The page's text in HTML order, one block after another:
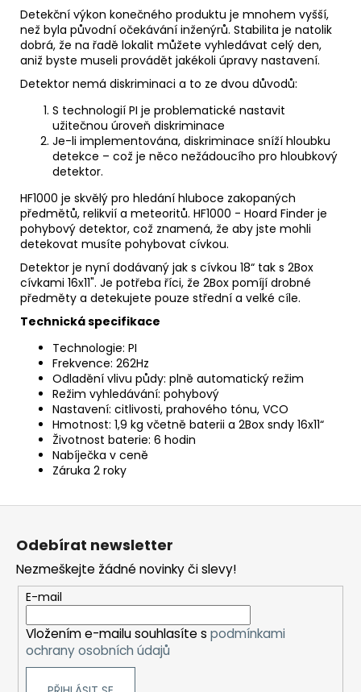
Detekční výkon konečného produktu je mnohem vyšší,
než byla původní očekávání inženýrů. Stabilita je natolik
dobrá, že na řadě lokalit můžete vyhledávat celý den,
aniž byste museli provádět jakékoli úpravy nastavení.
Detektor nemá diskriminaci a to ze dvou důvodů:
S technologií PI je problematické nastavit
užitečnou úroveň diskriminace
Je-li implementována, diskriminace sníží hloubku
detekce – což je něco nežádoucího pro hloubkový
detektor.
HF1000 je skvělý pro hledání hluboce zakopaných
předmětů, relikvií a meteoritů. HF1000 - Hoard Finder je
pohybový detektor, což znamená, že aby jste mohli
detekovat musíte pohybovat cívkou.
Detektor je nyní dodávaný jak s cívkou 18“ tak s 2Box
cívkami 16x11". Je potřeba říci, že 2Box pomíjí drobné
předměty a detekujete pouze střední a velké cíle.
Technická specifikace
Technologie: PI
Frekvence: 262Hz
Odladění vlivu půdy: plně automatický režim
Režim vyhledávání: pohybový
Nastavení: citlivosti, prahového tónu, VCO
Hmotnost: 1,9 kg včetně baterii a 2Box sndy 16x11“
Životnost baterie: 6 hodin
Nabíječka v ceně
Záruka 2 roky
Z
Odebírat newsletter
Nezmeškejte žádné novinky či slevy!
E-mail
Vložením e-mailu souhlasíte s podmínkami
ochrany osobních údajů